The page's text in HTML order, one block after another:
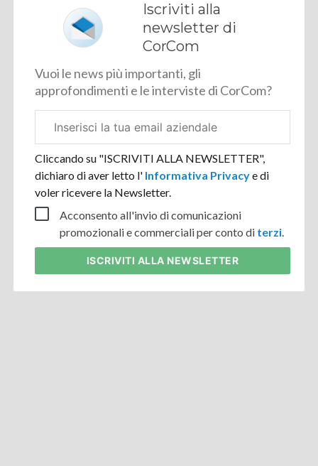
Iscriviti alla
newsletter di
CorCom
Vuoi le news più importanti, gli
approfondimenti e le interviste di CorCom?
aziendale
Cliccando su "ISCRIVITI ALLA NEWSLETTER",
dichiaro di aver letto l' Informativa Privacye di
voler ricevere la Newsletter.
Acconsento all'invio di comunicazioni
promozionali e commerciali per conto di terzi.
ISCRIVITI ALLA NEWSLETTER